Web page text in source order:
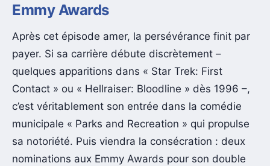
Emmy Awards
Après cet épisode amer, la persévérance finit par
payer. Si sa carrière débute discrètement –
quelques apparitions dans « Star Trek: First
Contact » ou « Hellraiser: Bloodline » dès 1996 –,
c’est véritablement son entrée dans la comédie
municipale « Parks and Recreation » qui propulse
sa notoriété. Puis viendra la consécration : deux
nominations aux Emmy Awards pour son double